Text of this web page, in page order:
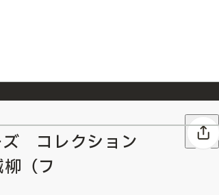
『ONE PIECE magazine 021 ONE PIECEカード付き同梱版』発売延期のご案内
コレクション
（フ